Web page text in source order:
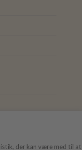
der kan være med til at